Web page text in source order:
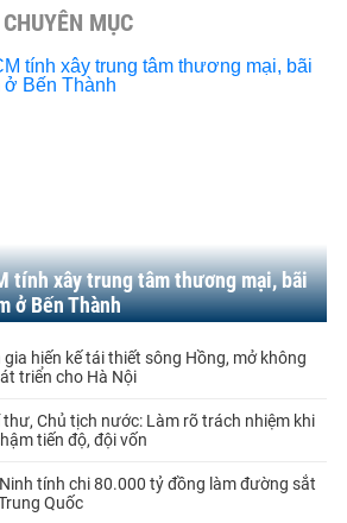
MỤC
tính xây trung tâm thương mại, bãi
ở Bến Thành
gia hiến kế tái thiết sông Hồng, mở không
triển cho Hà Nội
thư, Chủ tịch nước: Làm rõ trách nhiệm khi
tiến độ, đội vốn
tính chi 80.000 tỷ đồng làm đường sắt
Quốc